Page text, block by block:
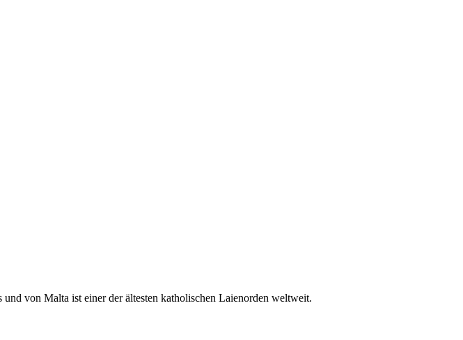
von Malta ist einer der ältesten katholischen Laienorden weltweit.